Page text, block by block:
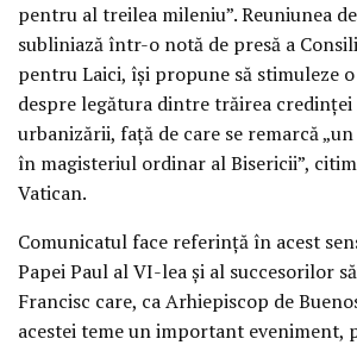
pentru al treilea mileniu”. Reuniunea
subliniază într-o notă de presă a
pentru Laici, îşi propune să stimuleze
despre legătura dintre trăirea
urbanizării, faţă de care se remarcă
în magisteriul ordinar al Bisericii”,
Vatican.
Comunicatul face referinţă în acest
Papei Paul al VI-lea şi al succesorilor
Francisc care, ca Arhiepiscop de
acestei teme un important